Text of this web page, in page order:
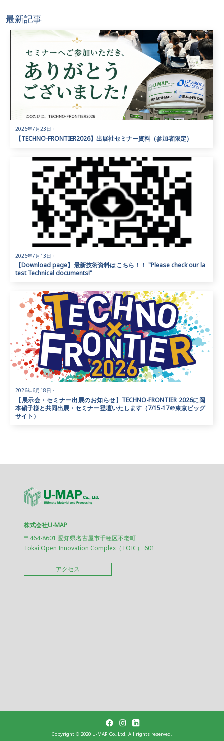
最新記事
2026年7月23日 ・
【TECHNO-FRONTIER2026】出展社セミナー資料（参加者限定）
2026年7月13日 ・
【Download page】最新技術資料はこちら！！ "Please check our la
test Technical documents!"
2026年6月18日 ・
【展示会・セミナー出展のお知らせ】TECHNO-FRONTIER 2026に岡
本硝子様と共同出展・セミナー登壇いたします（7/15-17＠東京ビッグ
サイト）
株式会社U-MAP
〒464-8601 愛知県名古屋市千種区不老町
Tokai Open Innovation Complex（TOIC） 601
アクセス
Copyright ©︎ 2020 U-MAP Co.,Ltd. All rights reserved.